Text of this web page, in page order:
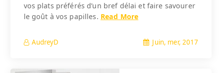
vos plats préférés d’un bref délai et faire savourer
le goût à vos papilles. Read More
AudreyD Juin, mer, 2017